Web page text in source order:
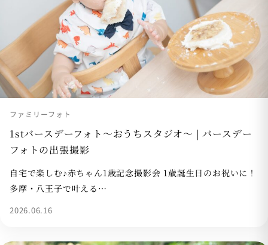
ファミリーフォト
1stバースデーフォト〜おうちスタジオ〜 | バースデー
フォトの出張撮影
自宅で楽しむ♪赤ちゃん1歳記念撮影会 1歳誕生日のお祝いに！
多摩・八王子で叶える…
2026.06.16